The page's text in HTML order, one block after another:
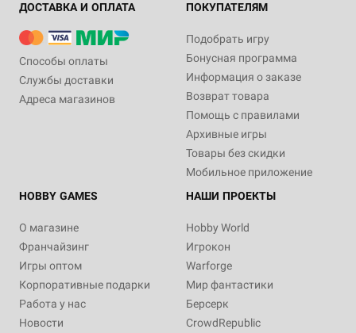
ДОСТАВКА И ОПЛАТА
Способы оплаты
Службы доставки
Адреса магазинов
ПОКУПАТЕЛЯМ
Подобрать игру
Бонусная программа
Информация о заказе
Возврат товара
Помощь с правилами
Архивные игры
Товары без скидки
Мобильное приложение
HOBBY GAMES
О магазине
Франчайзинг
Игры оптом
Корпоративные подарки
Работа у нас
Новости
НАШИ ПРОЕКТЫ
Hobby World
Игрокон
Warforge
Мир фантастики
Берсерк
CrowdRepublic